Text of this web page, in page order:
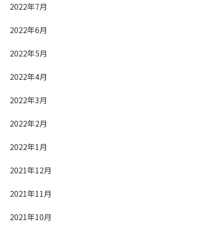
2022年7月
2022年6月
2022年5月
2022年4月
2022年3月
2022年2月
2022年1月
2021年12月
2021年11月
2021年10月